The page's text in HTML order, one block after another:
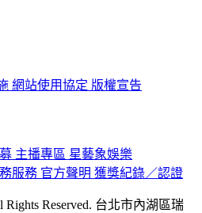
網站使用協定 版權宣告
主播專區 星藝象娛樂
服務 官方聲明 獲獎紀錄／認證
Reserved. 台北市內湖區瑞